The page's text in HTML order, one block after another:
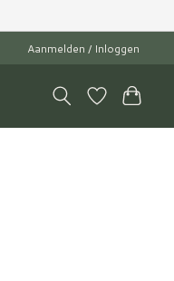
Aanmelden / Inloggen